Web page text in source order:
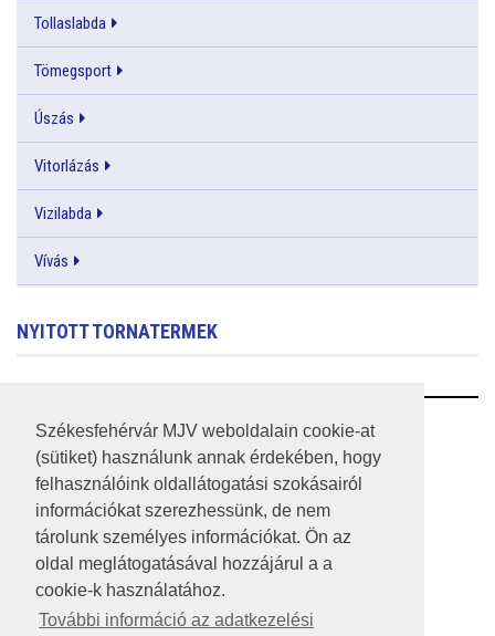
Székesfehérvár MJV weboldalain cookie-at
(sütiket) használunk annak érdekében, hogy
felhasználóink oldallátogatási szokásairól
információkat szerezhessünk, de nem
tárolunk személyes információkat. Ön az
oldal meglátogatásával hozzájárul a a
cookie-k használatához.
További információ az adatkezelési
Tollaslabda
Tömegsport
Úszás
Vitorlázás
Vizilabda
Vívás
NYITOTT TORNATERMEK
RSS
A HONLAP 2017.03.31-I ÁLLAPOTA
JOGI NYILATKOZAT
IMPRESSZUM